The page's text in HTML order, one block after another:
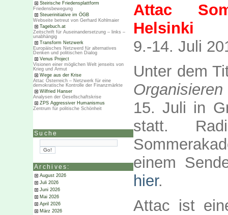
Steirische Friedensplattform
Friedensbewegung
Steuerinitiative im ÖGB
Webseite betreut von Gerhard Kohlmaier
Tagebuch.at
Zeitschrift für Auseinandersetzung – links –
unabhängig
Transform Netzwerk
Europäisches Netzwerd für alternatives
Denken und politischen Dialog
Venus Project
Visionen einer möglichen Welt jenseits von
Krieg und Armut
Wege aus der Krise
Attac Österreich – Netzwerk für eine
demokratische Kontrolle der Finanzmärkte
Wilfried Hanser
Analysen der Gesellschaftskrise
ZPS Aggressiver Humanismus
Zentrum für politische Schönheit
Suche
Archives:
August 2026
Juli 2026
Juni 2026
Mai 2026
April 2026
März 2026
Attac
Helsinki
9.-14. Juli
Unter dem
15. Juli in
statt.
einem
hier.
Attac ist